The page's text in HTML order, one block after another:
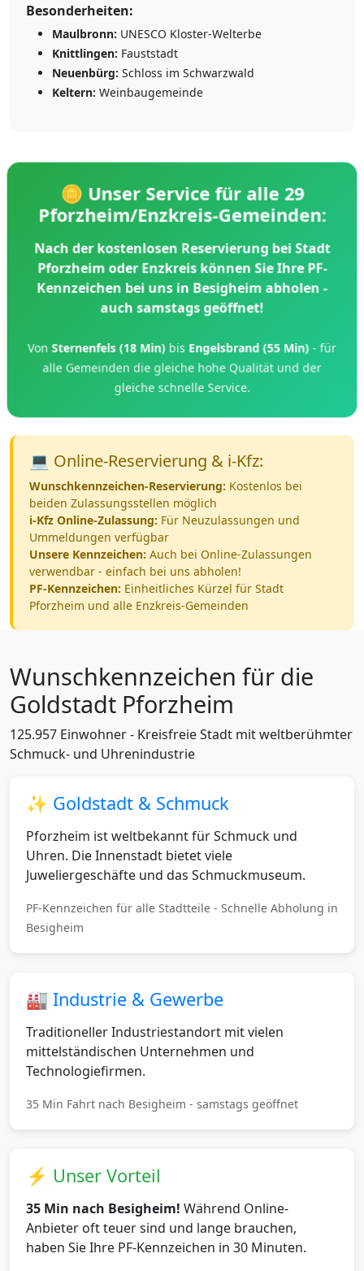
Besonderheiten:
Maulbronn: UNESCO Kloster-Welterbe
Knittlingen: Fauststadt
Neuenbürg: Schloss im Schwarzwald
Keltern: Weinbaugemeinde
🪙 Unser Service für alle 29
Pforzheim/Enzkreis-Gemeinden:
Nach der kostenlosen Reservierung bei Stadt
Pforzheim oder Enzkreis können Sie Ihre PF-
Kennzeichen bei uns in Besigheim abholen -
auch samstags geöffnet!
VonSternenfels (18 Min) bis Engelsbrand (55 Min) - für
alle Gemeinden die gleiche hohe Qualität und der
gleiche schnelle Service.
💻 Online-Reservierung & i-Kfz:
Wunschkennzeichen-Reservierung: Kostenlos bei
beiden Zulassungsstellen möglich
i-Kfz Online-Zulassung: Für Neuzulassungen und
Ummeldungen verfügbar
Unsere Kennzeichen: Auch bei Online-Zulassungen
verwendbar - einfach bei uns abholen!
PF-Kennzeichen: Einheitliches Kürzel für Stadt
Pforzheim und alle Enzkreis-Gemeinden
Wunschkennzeichen für die
Goldstadt Pforzheim
125.957 Einwohner - Kreisfreie Stadt mit weltberühmter
Schmuck- und Uhrenindustrie
✨ Goldstadt & Schmuck
Pforzheim ist weltbekannt für Schmuck und
Uhren. Die Innenstadt bietet viele
Juweliergeschäfte und das Schmuckmuseum.
PF-Kennzeichen für alle Stadtteile - Schnelle Abholung in
Besigheim
🏭 Industrie & Gewerbe
Traditioneller Industriestandort mit vielen
mittelständischen Unternehmen und
Technologiefirmen.
35 Min Fahrt nach Besigheim - samstags geöffnet
⚡ Unser Vorteil
35 Min nach Besigheim! Während Online-
Anbieter oft teuer sind und lange brauchen,
haben Sie Ihre PF-Kennzeichen in 30 Minuten.